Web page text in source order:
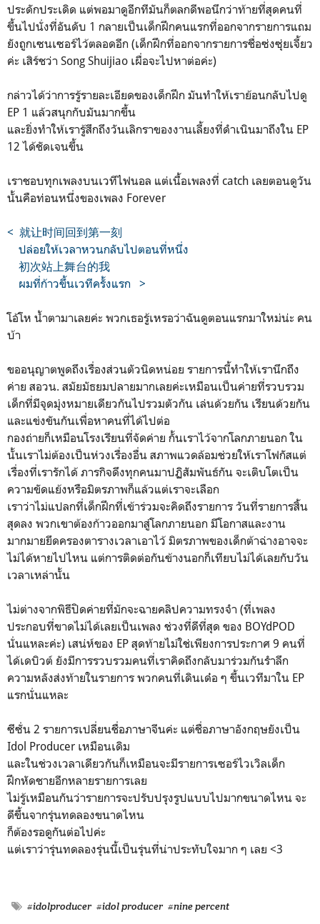
ประดักประเดิด แต่พอมาดูอีกทีมันก็ตลกดีพอนึกว่าท้ายที่สุดคนที่
ขึ้นไปนั่งที่อันดับ 1 กลายเป็นเด็กฝึกคนแรกที่ออกจากรายการแถม
ยังถูกเซนเซอร์ไว้ตลอดอีก (เด็กฝึกที่ออกจากรายการชื่อซ่งซุ่ยเจี้ยว
ค่ะ เสิร์ชว่า Song Shuijiao เผื่อจะไปหาต่อค่ะ)
กล่าวได้ว่าการรู้รายละเอียดของเด็กฝึก มันทำให้เราย้อนกลับไปดู
EP 1 แล้วสนุกกับมันมากขึ้น
และยิ่งทำให้เรารู้สึกถึงวันเลิกราของงานเลี้ยงที่ดำเนินมาถึงใน EP
12 ได้ชัดเจนขึ้น
เราชอบทุกเพลงบนเวทีไฟนอล แต่เนื้อเพลงที่ catch เลยตอนดูวัน
นั้นคือท่อนหนึ่งของเพลง Forever
< 就让时间回到第一刻
ปล่อยให้เวลาหวนกลับไปตอนที่หนึ่ง
初次站上舞台的我
ผมที่ก้าวขึ้นเวทีครั้งแรก >
โอ้โห น้ำตามาเลยค่ะ พวกเธอรู้เหรอว่าฉันดูตอนแรกมาใหม่น่ะ คน
บ้า
ขออนุญาตพูดถึงเรื่องส่วนตัวนิดหน่อย รายการนี้ทำให้เรานึกถึง
ค่าย สอวน. สมัยมัธยมปลายมากเลยค่ะเหมือนเป็นค่ายที่รวบรวม
เด็กที่มีจุดมุ่งหมายเดียวกันไปรวมตัวกัน เล่นด้วยกัน เรียนด้วยกัน
และแข่งขันกันเพื่อหาคนที่ได้ไปต่อ
กองถ่ายก็เหมือนโรงเรียนที่จัดค่าย กั้นเราไว้จากโลกภายนอก ใน
นั้นเราไม่ต้องเป็นห่วงเรื่องอื่น สภาพแวดล้อมช่วยให้เราโฟกัสแต่
เรื่องที่เรารักได้ ภารกิจดึงทุกคนมาปฏิสัมพันธ์กัน จะเติบโตเป็น
ความขัดแย้งหรือมิตรภาพก็แล้วแต่เราจะเลือก
เราว่าไม่แปลกที่เด็กฝึกที่เข้าร่วมจะคิดถึงรายการ วันที่รายการสิ้น
สุดลง พวกเขาต้องก้าวออกมาสู่โลกภายนอก มีโอกาสและงาน
มากมายยึดครองตารางเวลาเอาไว้ มิตรภาพของเด็กต้าฉ่างอาจจะ
ไม่ได้หายไปไหน แต่การติดต่อกันข้างนอกก็เทียบไม่ได้เลยกับวัน
เวลาเหล่านั้น
ไม่ต่างจากพิธีปิดค่ายที่มักจะฉายคลิปความทรงจำ (ที่เพลง
ประกอบที่ขาดไม่ได้เลยเป็นเพลง ช่วงที่ดีที่สุด ของ BOYdPOD
นั่นแหละค่ะ) เสน่ห์ของ EP สุดท้ายไม่ใช่เพียงการประกาศ 9 คนที่
ได้เดบิวต์ ยังมีการรวบรวมคนที่เราคิดถึงกลับมาร่วมกันรำลึก
ความหลังส่งท้ายในรายการ พวกคนที่เดินเด๋อ ๆ ขึ้นเวทีมาใน EP
แรกนั่นแหละ
ซีซั่น 2 รายการเปลี่ยนชื่อภาษาจีนค่ะ แต่ชื่อภาษาอังกฤษยังเป็น
Idol Producer เหมือนเดิม
และในช่วงเวลาเดียวกันก็เหมือนจะมีรายการเซอร์ไวเวิลเด็ก
ฝึกหัดชายอีกหลายรายการเลย
ไม่รู้เหมือนกันว่ารายการจะปรับปรุงรูปแบบไปมากขนาดไหน จะ
ดีขึ้นจากรุ่นทดลองขนาดไหน
ก็ต้องรอดูกันต่อไปค่ะ
แต่เราว่ารุ่นทดลองรุ่นนี้เป็นรุ่นที่น่าประทับใจมาก ๆ เลย <3
#idolproducer #idol producer #nine percent